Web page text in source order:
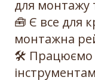
для монтажу
🧰 Є все для
монтажна
🛠 Працюємо